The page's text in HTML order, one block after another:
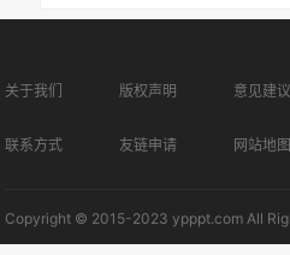
关于我们 版权声明 意见建议
联系方式 友链申请 网站地图
Copyright © 2015-2023 ypppt.com All